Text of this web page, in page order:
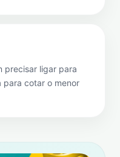
precisar ligar para
para cotar o menor